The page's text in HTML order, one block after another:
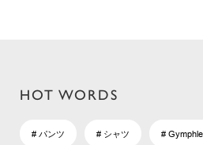
HOT WORDS
# パンツ # シャツ #